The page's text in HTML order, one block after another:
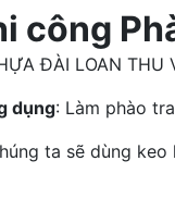
công
dụng: Làm phào
ta sẽ dùng